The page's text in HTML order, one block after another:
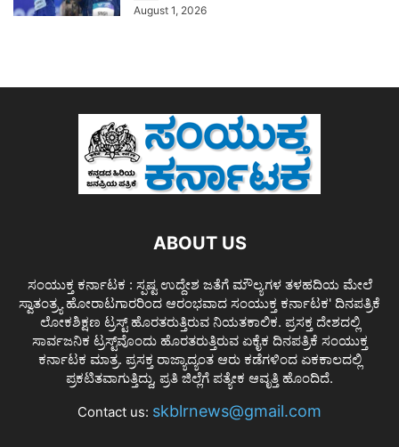
August 1, 2026
ABOUT US
ಸಂಯುಕ್ತ ಕರ್ನಾಟಕ : ಸ್ಪಷ್ಟ ಉದ್ದೇಶ ಜತೆಗೆ ಮೌಲ್ಯಗಳ ತಳಹದಿಯ ಮೇಲೆ
ಸ್ವಾತಂತ್ರ್ಯ ಹೋರಾಟಗಾರರಿಂದ ಆರಂಭವಾದ ಸಂಯುಕ್ತ ಕರ್ನಾಟಕ' ದಿನಪತ್ರಿಕೆ
ಲೋಕಶಿಕ್ಷಣ ಟ್ರಸ್ಟ್ ಹೊರತರುತ್ತಿರುವ ನಿಯತಕಾಲಿಕ. ಪ್ರಸಕ್ತ ದೇಶದಲ್ಲಿ
ಸಾರ್ವಜನಿಕ ಟ್ರಸ್ಟ್‌ವೊಂದು ಹೊರತರುತ್ತಿರುವ ಏಕೈಕ ದಿನಪತ್ರಿಕೆ ಸಂಯುಕ್ತ
ಕರ್ನಾಟಕ ಮಾತ್ರ. ಪ್ರಸಕ್ತ ರಾಜ್ಯಾದ್ಯಂತ ಆರು ಕಡೆಗಳಿಂದ ಏಕಕಾಲದಲ್ಲಿ
ಪ್ರಕಟಿತವಾಗುತ್ತಿದ್ದು, ಪ್ರತಿ ಜಿಲ್ಲೆಗೆ ಪತ್ಯೇಕ ಆವೃತ್ತಿ ಹೊಂದಿದೆ.
Contact us: skblrnews@gmail.com